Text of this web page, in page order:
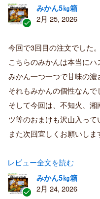
証
済
み
購
者
みかん5㎏箱
2月 25, 2026
今回で3回目の注文でした。
こちらのみかんは本当にハ
みかん一つ一つで甘味の濃
それもみかんの個性なんで
そして今回は、不知火、
ツ等のおまけも沢山入って
また次回宜しくお願いし
レビュー全文を読む
みかん5㎏箱
2月 24, 2026